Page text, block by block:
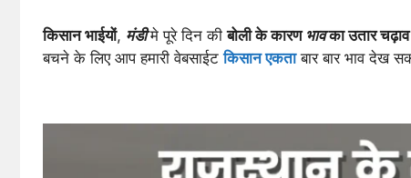
किसान भाईयों, मंडीमे पूरे दिन कीबोली के कारण भावका उतार
बचने के लिए आप हमारी वेबसाईटकिसान एकताबार बार भाव देख